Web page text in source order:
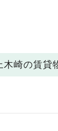
崎の賃貸